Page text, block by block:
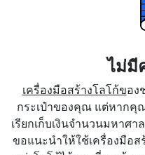
ไม่มี
เครื่องมือสร้างโลโก้ของ
กระเป๋าของคุณ แต่หากคุ
เรียกเก็บเงินจำนวนมหาศา
ขอแนะนำให้ใช้เครื่องมือส